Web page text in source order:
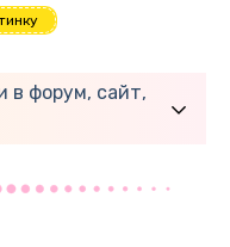
в форум, сайт,